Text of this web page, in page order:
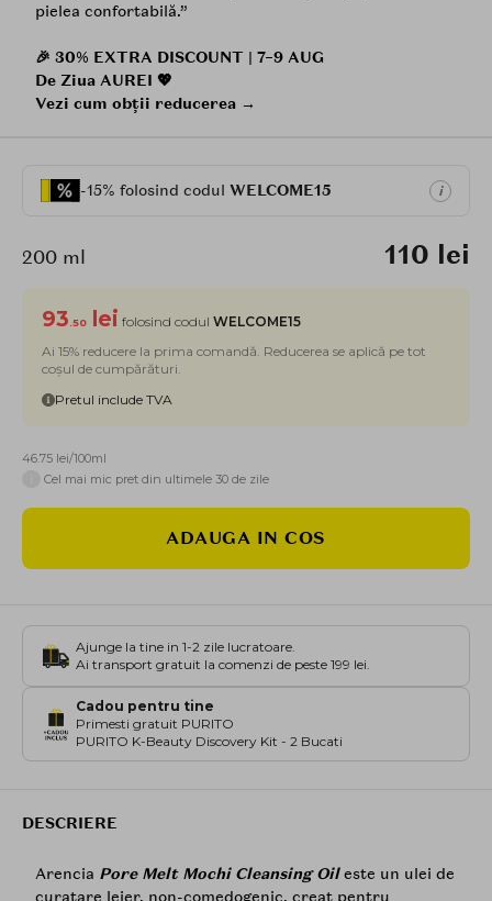
pielea confortabilă.”
🎉 30% EXTRA DISCOUNT | 7–9 AUG
De Ziua AUREI 💖
Vezi cum obții reducerea →
-15% folosind codul WELCOME15 i
200 ml 110 lei
93 .50 lei folosind codul WELCOME15
Ai 15% reducere la prima comandă. Reducerea se aplică pe tot
coșul de cumpărături.
Pretul include TVA
46.75 lei/100ml
Cel mai mic pret din ultimele 30 de zile
ADAUGA IN COS
Ajunge la tine in 1-2 zile lucratoare.
Ai transport gratuit la comenzi de peste 199 lei.
Cadou pentru tine
Primesti gratuit PURITO
PURITO K-Beauty Discovery Kit - 2 Bucati
DESCRIERE
Arencia Pore Melt Mochi Cleansing Oileste un ulei de
curatare lejer, non-comedogenic, creat pentru